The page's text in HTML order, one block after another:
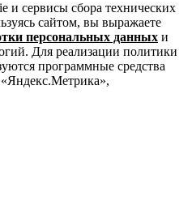
и сервисы сбора технических
сайтом, вы выражаете
персональных данных и
Для реализации политики
программные средства